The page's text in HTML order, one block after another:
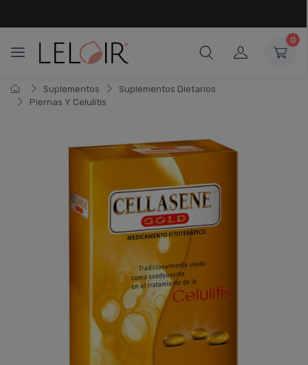
0
Suplementos
Suplementos Dietarios
Piernas Y Celulitis